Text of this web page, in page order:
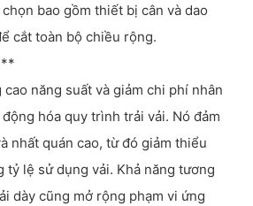
bao gồm thiết bị cân và dao
cắt toàn bộ chiều rộng.
cao năng suất và giảm chi phí nhân
hóa quy trình trải vải. Nó đảm
nhất quán cao, từ đó giảm thiểu
tỷ lệ sử dụng vải. Khả năng tương
dày cũng mở rộng phạm vi ứng